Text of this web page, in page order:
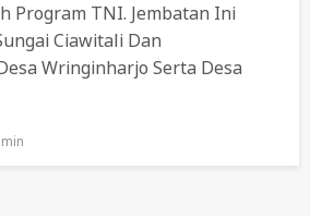
Program TNI. Jembatan Ini
Ciawitali Dan
Wringinharjo Serta Desa